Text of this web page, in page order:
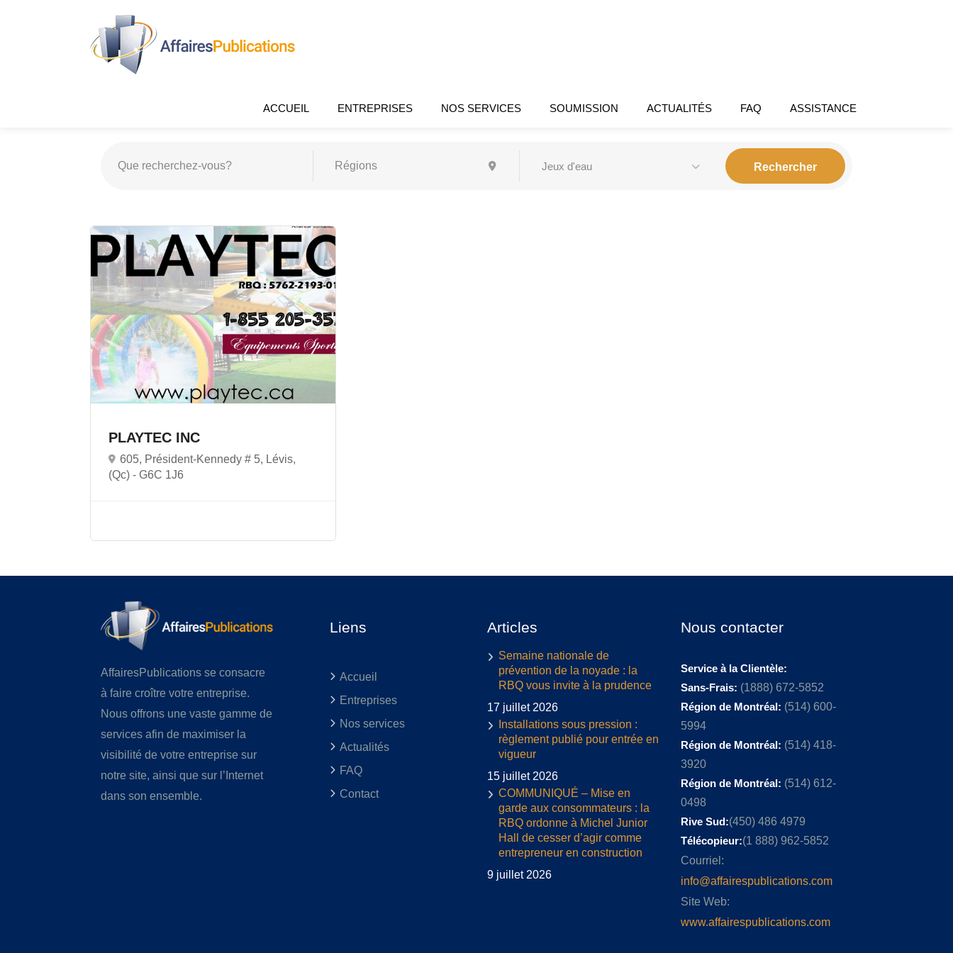
ACCUEIL ENTREPRISES NOS SERVICES SOUMISSION ACTUALITÉS FAQ ASSISTANCE
Jeux d'eau
PLAYTEC INC
605, Président-Kennedy # 5, Lévis,
(Qc) - G6C 1J6
AffairesPublications se consacre
à faire croître votre entreprise.
Nous offrons une vaste gamme de
services afin de maximiser la
visibilité de votre entreprise sur
notre site, ainsi que sur l’Internet
dans son ensemble.
Liens
Accueil
Entreprises
Nos services
Actualités
FAQ
Contact
Articles
Semaine nationale de
prévention de la noyade : la
RBQ vous invite à la prudence
17 juillet 2026
Installations sous pression :
règlement publié pour entrée en
vigueur
15 juillet 2026
COMMUNIQUÉ – Mise en
garde aux consommateurs : la
RBQ ordonne à Michel Junior
Hall de cesser d’agir comme
entrepreneur en construction
9 juillet 2026
Nous contacter
Service à la Clientèle:
Sans-Frais: (1888) 672-5852
Région de Montréal: (514) 600-
5994
Région de Montréal: (514) 418-
3920
Région de Montréal: (514) 612-
0498
Rive Sud:(450) 486 4979
Télécopieur:(1 888) 962-5852
Courriel:
info@affairespublications.com
Site Web:
www.affairespublications.com